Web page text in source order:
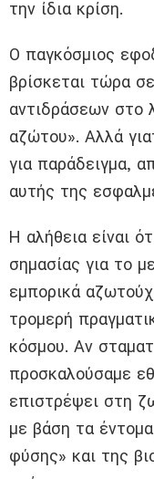
την ίδια κρίση.
Ο παγκόσμιος
βρίσκεται τώρα
αντιδράσεων στο
αζώτου». Αλλά
για παράδειγμα,
αυτής της
Η αλήθεια είναι
σημασίας για το
εμπορικά
τρομερή
κόσμου. Αν
προσκαλούσαμε
επιστρέψει στη
με βάση τα
φύσης» και της